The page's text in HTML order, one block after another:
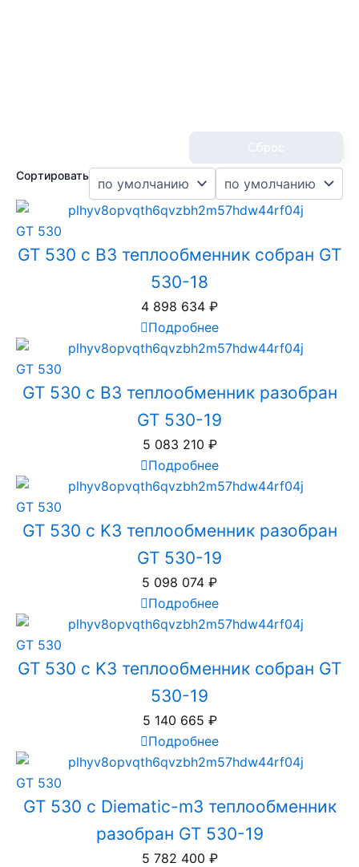
Сортировать
GT 530
GT 530 с B3 теплообменник собран GT
530-18
4 898 634 ₽
Подробнее
GT 530
GT 530 с B3 теплообменник разобран
GT 530-19
5 083 210 ₽
Подробнее
GT 530
GT 530 с K3 теплообменник разобран
GT 530-19
5 098 074 ₽
Подробнее
GT 530
GT 530 с K3 теплообменник собран GT
530-19
5 140 665 ₽
Подробнее
GT 530
GT 530 с Diematic-m3 теплообменник
разобран GT 530-19
5 782 400 ₽